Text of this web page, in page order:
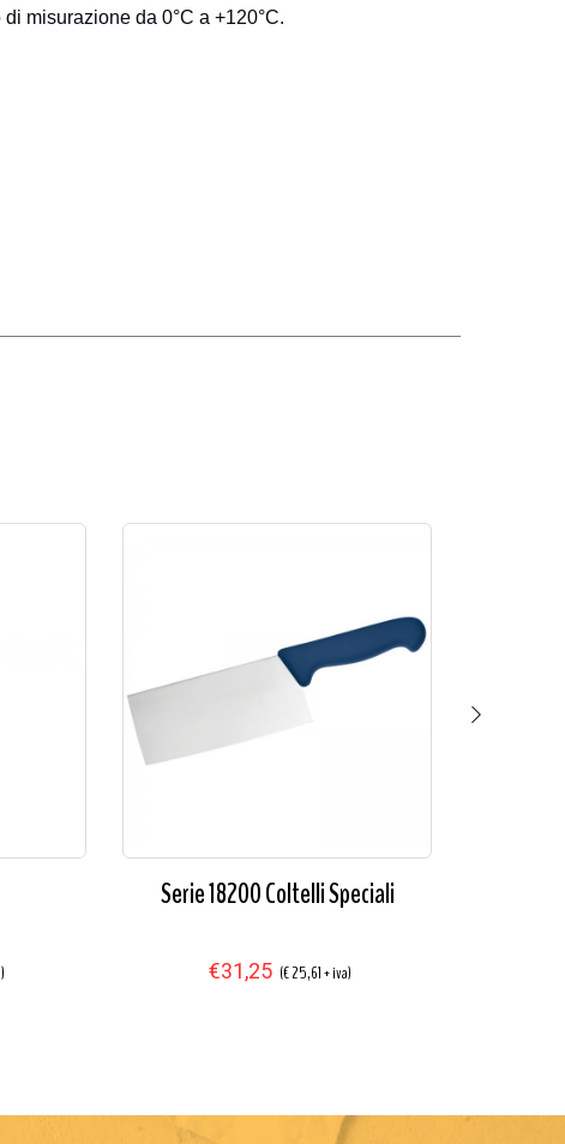
misurazione da 0°C a +120°C.
Serie 18200 Coltelli Speciali
€31,25 (€ 25,61 + iva)